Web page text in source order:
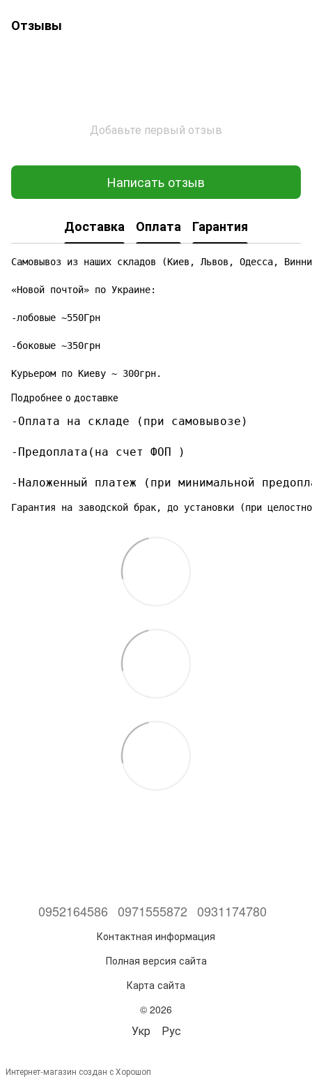
Отзывы
Добавьте первый отзыв
Написать отзыв
Доставка Оплата Гарантия
Самовывоз из наших складов (Киев, Львов, Одесса,
«Новой почтой» по Украине:
-лобовые ~550Грн
-боковые ~350грн
Курьером по Киеву ~ 300грн.
Подробнее о доставке
-Оплата на складе (при самовывозе)
-Предоплата(на счет ФОП )
-Наложенный платеж (при минимальной
Гарантия на заводской брак, до установки (при
0952164586 0971555872 0931174780
Контактная информация
Полная версия сайта
Карта сайта
© 2026
Укр Рус
Интернет-магазин создан с Хорошоп